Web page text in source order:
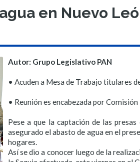
en Nuevo
Autor: Grupo Legislativo PAN
• Acuden a Mesa de Trabajo titulares
• Reunión es encabezada por
Pese a que la captación de las
asegurado el abasto de agua en el
hogares.
Así se dio a conocer luego de la